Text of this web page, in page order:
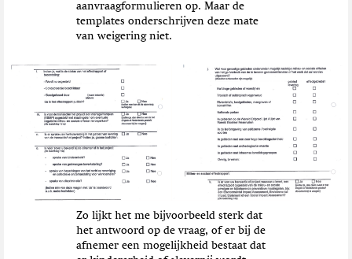
aanvraagformulieren op. Maar de
templates onderschrijven deze mate
van weigering niet.
Zo lijkt het me bijvoorbeeld sterk dat
het antwoord op de vraag, of er bij de
afnemer een mogelijkheid bestaat dat